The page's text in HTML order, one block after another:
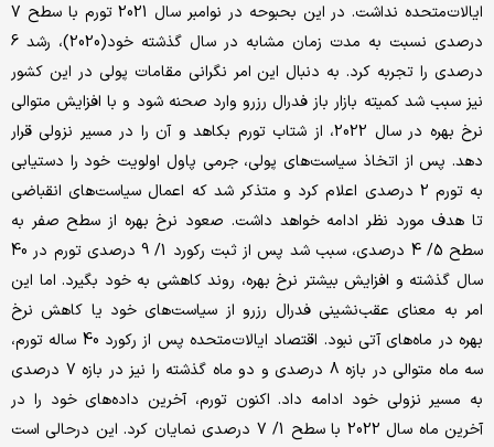
ایالات‌متحده نداشت. در این بحبوحه در نوامبر سال 2021 تورم با سطح 7
درصدی نسبت به مدت زمان مشابه در سال گذشته خود‌(2020)، رشد 6
درصدی را تجربه کرد. به دنبال این امر نگرانی مقامات پولی در این کشور
نیز سبب شد کمیته بازار باز فدرال رزرو وارد صحنه شود و با افزایش متوالی
نرخ بهره در سال 2022، از شتاب تورم بکاهد و آن را در مسیر نزولی قرار
دهد. پس از اتخاذ سیاست‌های پولی، جرمی پاول اولویت خود را دستیابی
به تورم 2 درصدی اعلام کرد و متذکر شد که اعمال سیاست‌های انقباضی
تا هدف مورد نظر ادامه خواهد داشت. صعود نرخ بهره از سطح صفر به
سطح 5/ 4 درصدی، سبب شد پس از ثبت رکورد 1/ 9 درصدی تورم در 40
سال گذشته و افزایش بیشتر نرخ بهره، روند کاهشی به خود بگیرد. اما این
امر به معنای عقب‌نشینی فدرال رزرو از سیاست‌های خود یا کاهش نرخ
بهره در ماه‌های آتی نبود. اقتصاد ایالات‌متحده پس از رکورد 40 ساله تورم،
سه ماه متوالی در بازه 8 درصدی و دو ماه گذشته را نیز در بازه 7 درصدی
به مسیر نزولی خود ادامه داد. اکنون تورم، آخرین داده‌های خود را در
آخرین ماه سال 2022 با سطح 1/ 7 درصدی نمایان کرد. این درحالی است